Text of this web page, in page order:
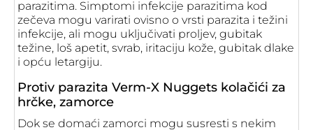
parazitima. Simptomi infekcije parazitima kod
zečeva mogu varirati ovisno o vrsti parazita i težini
infekcije, ali mogu uključivati proljev, gubitak
težine, loš apetit, svrab, iritaciju kože, gubitak dlake
i opću letargiju.
Protiv parazita Verm-X Nuggets kolačići za
hrčke, zamorce
Dok se domaći zamorci mogu susresti s nekim